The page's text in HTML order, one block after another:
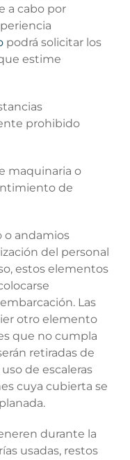
a cabo por
podrá solicitar los
estime
prohibido
maquinaria o
de
o andamios
del personal
estos elementos
Las
otro elemento
que no cumpla
retiradas de
de escaleras
cuya cubierta se
durante la
usadas, restos